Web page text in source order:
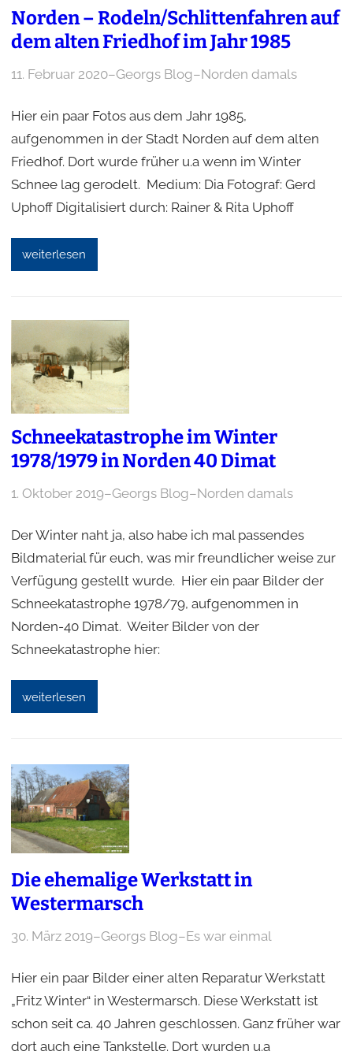
Norden – Rodeln/Schlittenfahren auf
dem alten Friedhof im Jahr 1985
11. Februar 2020–Georgs Blog–Norden damals
Hier ein paar Fotos aus dem Jahr 1985,
aufgenommen in der Stadt Norden auf dem alten
Friedhof. Dort wurde früher u.a wenn im Winter
Schnee lag gerodelt. Medium: Dia Fotograf: Gerd
Uphoff Digitalisiert durch: Rainer & Rita Uphoff
weiterlesen
Schneekatastrophe im Winter
1978/1979 in Norden 40 Dimat
1. Oktober 2019–Georgs Blog–Norden damals
Der Winter naht ja, also habe ich mal passendes
Bildmaterial für euch, was mir freundlicher weise zur
Verfügung gestellt wurde. Hier ein paar Bilder der
Schneekatastrophe 1978/79, aufgenommen in
Norden-40 Dimat. Weiter Bilder von der
Schneekatastrophe hier:
weiterlesen
Die ehemalige Werkstatt in
Westermarsch
30. März 2019–Georgs Blog–Es war einmal
Hier ein paar Bilder einer alten Reparatur Werkstatt
„Fritz Winter“ in Westermarsch. Diese Werkstatt ist
schon seit ca. 40 Jahren geschlossen. Ganz früher war
dort auch eine Tankstelle. Dort wurden u.a